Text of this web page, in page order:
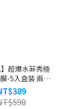
】超爆水菲秀極
-5入盒裝 兩件
(共10片)